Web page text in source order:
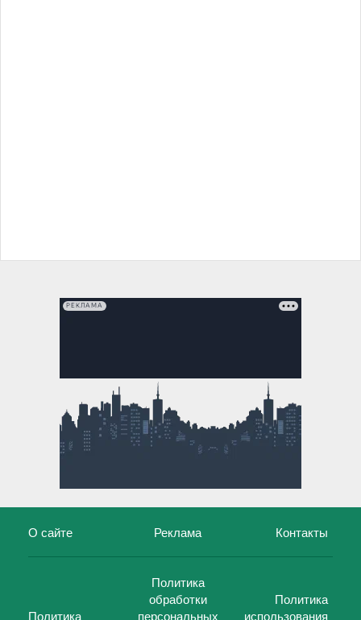
РЕКЛАМА
О сайте Реклама Контакты
Политика
Политика
обработки
персональных
Политика
использования